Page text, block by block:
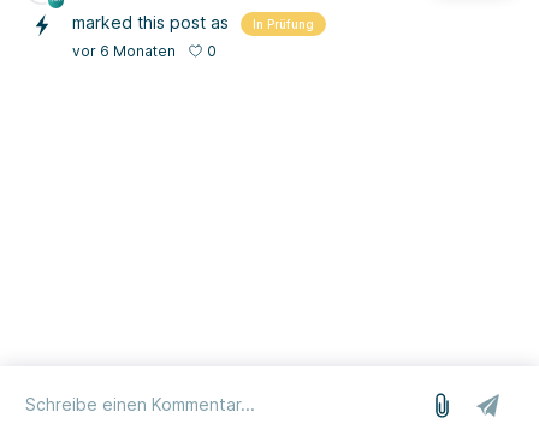
marked this post as In Prüfung
vor 6 Monaten 0